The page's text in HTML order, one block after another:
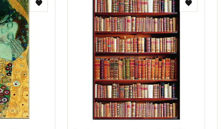
Toevoegen
Toevoegen